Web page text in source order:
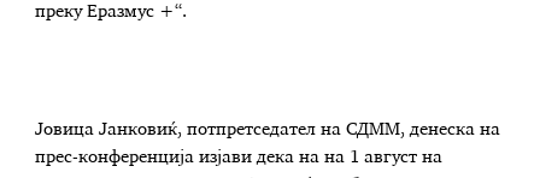
преку Еразмус +“.
Јовица Јанковиќ, потпретседател на СДММ, денеска на
прес-конференција изјави дека на на 1 август на